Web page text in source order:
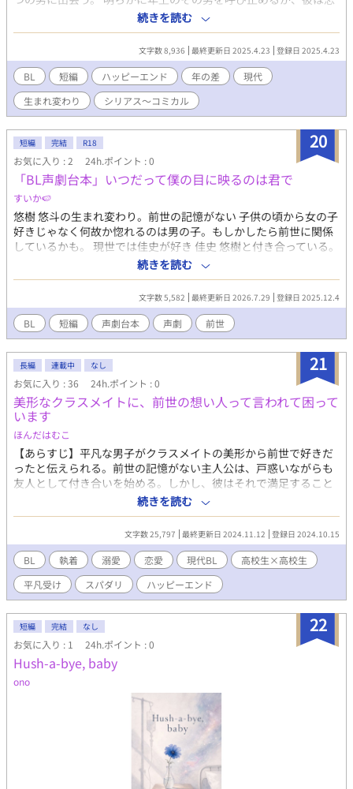
門のことがわからない──前世の記憶がないようだった。 あしら
われるも諦めずに後を追い、男が働く雀荘のアルバイトに応募す
る。 ★悲劇的な前世（主従/従×主） ★生まれ変わった後のすれ
違い（爆速解決） ★現世でもそれぞれ不憫な生い立ちだが、あと
は幸せになるだけのハッピーエンド ─ ─ ─ ─ ─ ─ （志門のキャ
ラクター原案：旭谷ヒカル）
続きを読む
文字数 8,936 最終更新日 2025.4.23 登録日 2025.4.23
BL 短編 ハッピーエンド 年の差
現代
生まれ変わり
シリアス〜コミカル
20
短編 完結 R18
お気に入り : 2 24h.ポイント : 0
「BL声劇台本」いつだって僕の目に映るのは君で
すいか🍉
悠樹 悠斗の生まれ変わり。前世の記憶がない 子供の頃から女の子
好きじゃなく何故か惚れるのは男の子。もしかしたら前世に関係
しているかも。 現世では佳史が好き 佳史 悠樹と付き合っている。
霊感とかもまったくない。 〇〇 名前も不明。悠樹の前世の悠斗が
好き。 もう死んでいる。自分が死んだことを理解してないらし
続きを読む
文字数 5,582 最終更新日 2026.7.29 登録日 2025.12.4
BL 短編 声劇台本 声劇 前世
21
長編 連載中 なし
お気に入り : 36 24h.ポイント : 0
美形なクラスメイトに、前世の想い人って言われて困って
います
ほんだはむこ
【あらすじ】平凡な男子がクラスメイトの美形から前世で好きだ
ったと伝えられる。前世の記憶がない主人公は、戸惑いながらも
友人として付き合いを始める。しかし、彼はそれで満足すること
なく友人としての垣根を越えようとしてきて…。【登場人物】ス
パダリ気味な美形のクラスメイト(當山カミト) × 平凡真面目
な主人公(鈴鹿ハル) 隔日20時更新目指しています。 ハッピーエン
ド予定です。
続きを読む
文字数 25,797 最終更新日 2024.11.12 登録日 2024.10.15
BL 執着 溺愛 恋愛 現代BL
高校生×高校生
平凡受け
スパダリ ハッピーエンド
22
短編 完結 なし
お気に入り : 1 24h.ポイント : 0
Hush-a-bye, baby
ono